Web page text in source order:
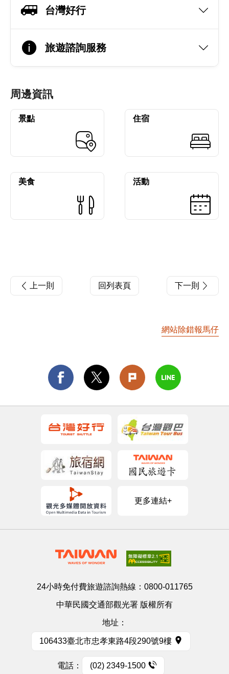
台灣好行
旅遊諮詢服務
周邊資訊
景點 住宿
美食 活動
上一則 回列表頁 下一則
網站除錯報馬仔
更多連結+
24小時免付費旅遊諮詢熱線： 0800-011765
中華民國交通部觀光署 版權所有
地址：
106433臺北市忠孝東路4段290號9樓
電話： (02) 2349-1500